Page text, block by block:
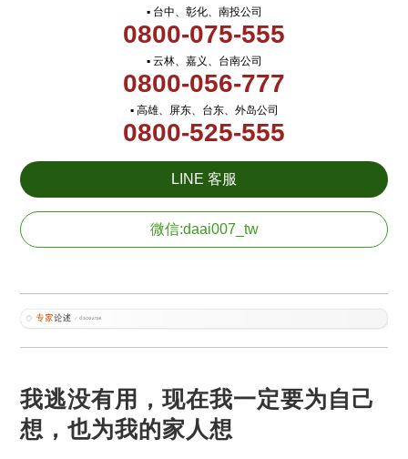
▪ 台中、彰化、南投公司
0800-075-555
▪ 云林、嘉义、台南公司
0800-056-777
▪ 高雄、屏东、台东、外岛公司
0800-525-555
LINE 客服
微信:daai007_tw
我逃没有用，现在我一定要为自己
想，也为我的家人想